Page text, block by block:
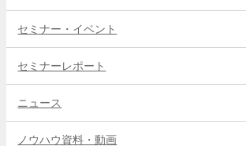
セミナー・イベント
セミナーレポート
ニュース
ノウハウ資料・動画